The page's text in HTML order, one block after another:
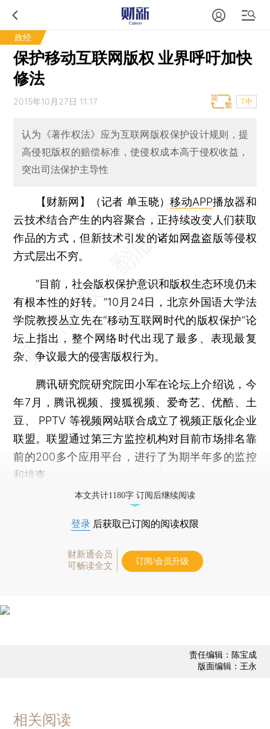
政经
保护移动互联网版权 业界呼吁加快
修法
2015年10月27日 11:17 T中
认为《著作权法》应为互联网版权保护设计规则，提
高侵犯版权的赔偿标准，使侵权成本高于侵权收益，
突出司法保护主导性
【财新网】（记者 单玉晓）移动APP播放器和
云技术结合产生的内容聚合，正持续改变人们获取
作品的方式，但新技术引发的诸如网盘盗版等侵权
方式层出不穷。
“目前，社会版权保护意识和版权生态环境仍未
有根本性的好转。”10月24日，北京外国语大学法
学院教授丛立先在“移动互联网时代的版权保护”论
坛上指出，整个网络时代出现了最多、表现最复
杂、争议最大的侵害版权行为。
腾讯研究院研究院田小军在论坛上介绍说，今
年7月，腾讯视频、搜狐视频、爱奇艺、优酷、土
豆、 PPTV 等视频网站联合成立了视频正版化企业
联盟。联盟通过第三方监控机构对目前市场排名靠
前的200多个应用平台，进行了为期半年多的监控
和排查。
本文共计1180字 订阅后继续阅读
登录 后获取已订阅的阅读权限
财新通会员
可畅读全文
订阅/会员升级
责任编辑：陈宝成
版面编辑：王永
相关阅读